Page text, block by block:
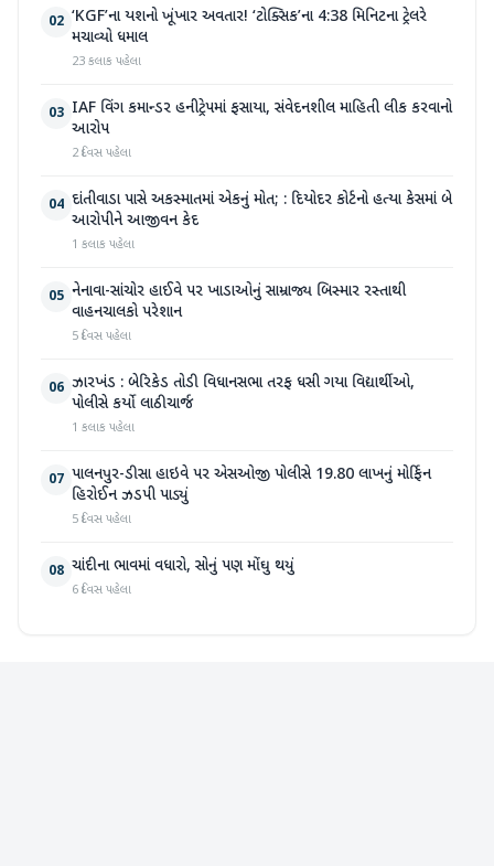
02 ‘KGF’ના યશનો ખૂંખાર અવતાર! ‘ટોક્સિક’ના 4:38 મિનિટના ટ્રેલરે
મચાવ્યો ધમાલ
23 કલાક પહેલા
03 IAF વિંગ કમાન્ડર હનીટ્રેપમાં ફસાયા, સંવેદનશીલ માહિતી લીક કરવાનો
આરોપ
2 દિવસ પહેલા
04 દાંતીવાડા પાસે અકસ્માતમાં એકનું મોત; : દિયોદર કોર્ટનો હત્યા કેસમાં બે
આરોપીને આજીવન કેદ
1 કલાક પહેલા
05 નેનાવા-સાંચોર હાઈવે પર ખાડાઓનું સામ્રાજ્ય બિસ્માર રસ્તાથી
વાહનચાલકો પરેશાન
5 દિવસ પહેલા
06 ઝારખંડ : બેરિકેડ તોડી વિધાનસભા તરફ ધસી ગયા વિદ્યાર્થીઓ,
પોલીસે કર્યો લાઠીચાર્જ
1 કલાક પહેલા
07 પાલનપુર-ડીસા હાઇવે પર એસઓજી પોલીસે 19.80 લાખનું મોર્ફિન
હિરોઈન ઝડપી પાડ્યું
5 દિવસ પહેલા
08 ચાંદીના ભાવમાં વધારો, સોનું પણ મોંઘુ થયું
6 દિવસ પહેલા